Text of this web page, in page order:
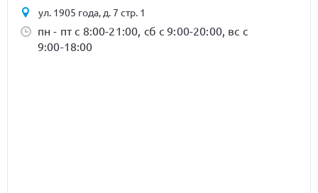
ул. 1905 года, д. 7 стр. 1
пн - пт с 8:00-21:00, сб с 9:00-20:00, вс с
9:00-18:00